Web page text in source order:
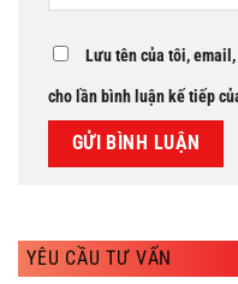
Lưu tên của tôi,
cho lần bình luận kế tiếp
YÊU CẦU TƯ VẤN